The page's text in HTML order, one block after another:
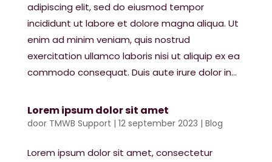
adipiscing elit, sed do eiusmod tempor
incididunt ut labore et dolore magna aliqua. Ut
enim ad minim veniam, quis nostrud
exercitation ullamco laboris nisi ut aliquip ex ea
commodo consequat. Duis aute irure dolor in...
Lorem ipsum dolor sit amet
door TMWB Support | 12 september 2023 | Blog
Lorem ipsum dolor sit amet, consectetur